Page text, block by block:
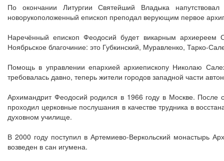
По окончании Литургии Святейший Владыка
новорукоположенный епископ преподал верующим первое
Наречённый епископ Феодосий будет викарным архиереем
Ноябрьское благочиние: это Губкинский, Муравленко, Тарко-
Помощь в управлении епархией архиепископу Николаю
требовалась давно, теперь жители городов западной части
Архимандрит Феодосий родился в 1966 году в Москве. После
проходил церковные послушания в качестве трудника в
духовном училище.
В 2000 году поступил в Артемиево-Веркольский монастырь
возведен в сан игумена.